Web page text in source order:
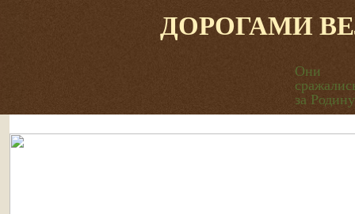
ДОРОГАМИ
Они
за Родину